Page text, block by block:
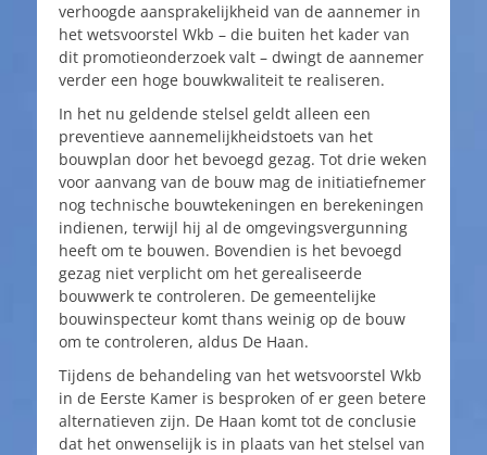
verhoogde aansprakelijkheid van de aannemer in
het wetsvoorstel Wkb – die buiten het kader van
dit promotieonderzoek valt – dwingt de aannemer
verder een hoge bouwkwaliteit te realiseren.
In het nu geldende stelsel geldt alleen een
preventieve aannemelijkheidstoets van het
bouwplan door het bevoegd gezag. Tot drie weken
voor aanvang van de bouw mag de initiatiefnemer
nog technische bouwtekeningen en berekeningen
indienen, terwijl hij al de omgevingsvergunning
heeft om te bouwen. Bovendien is het bevoegd
gezag niet verplicht om het gerealiseerde
bouwwerk te controleren. De gemeentelijke
bouwinspecteur komt thans weinig op de bouw
om te controleren, aldus De Haan.
Tijdens de behandeling van het wetsvoorstel Wkb
in de Eerste Kamer is besproken of er geen betere
alternatieven zijn. De Haan komt tot de conclusie
dat het onwenselijk is in plaats van het stelsel van